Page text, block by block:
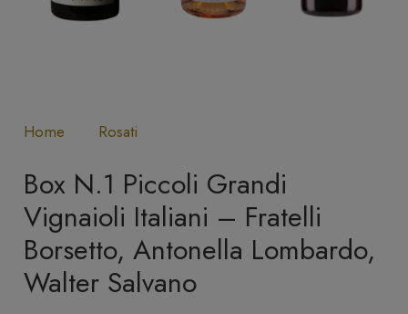
Home Rosati
Box N.1 Piccoli Grandi
Vignaioli Italiani – Fratelli
Borsetto, Antonella Lombardo,
Walter Salvano